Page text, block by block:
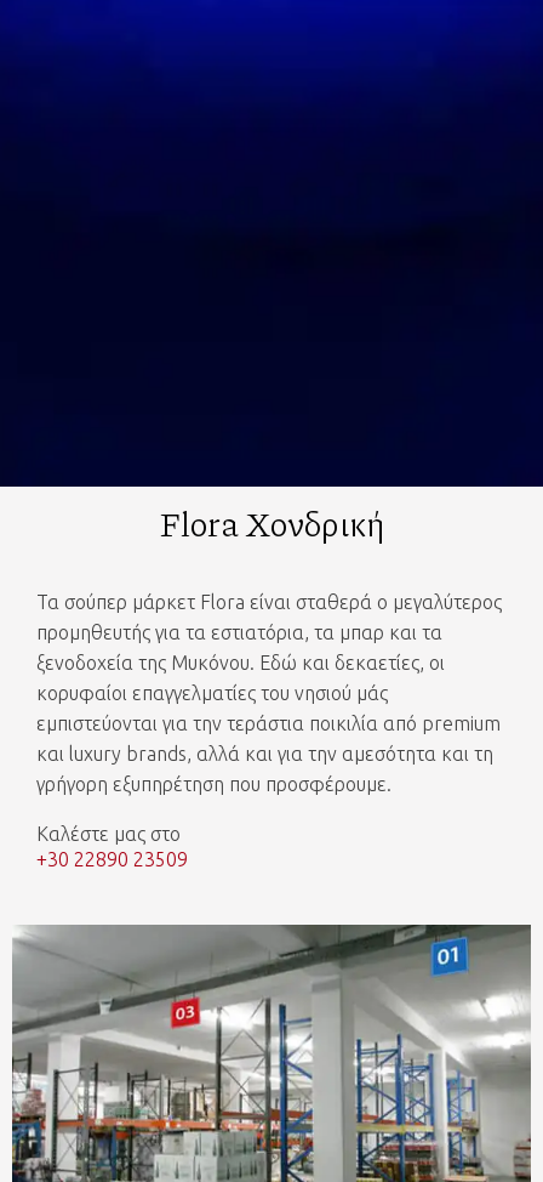
Flora Χονδρική
Τα σούπερ μάρκετ Flora είναι σταθερά ο μεγαλύτερος
προμηθευτής για τα εστιατόρια, τα μπαρ και τα
ξενοδοχεία της Μυκόνου. Εδώ και δεκαετίες, οι
κορυφαίοι επαγγελματίες του νησιού μάς
εμπιστεύονται για την τεράστια ποικιλία από premium
και luxury brands, αλλά και για την αμεσότητα και τη
γρήγορη εξυπηρέτηση που προσφέρουμε.
Καλέστε μας στο
+30 22890 23509